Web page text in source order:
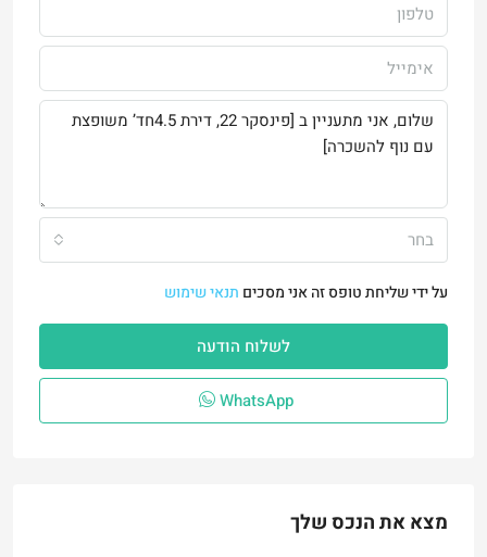
בחר
על ידי שליחת טופס זה אני מסכים תנאי שימוש
לשלוח הודעה
WhatsApp
מצא את הנכס שלך